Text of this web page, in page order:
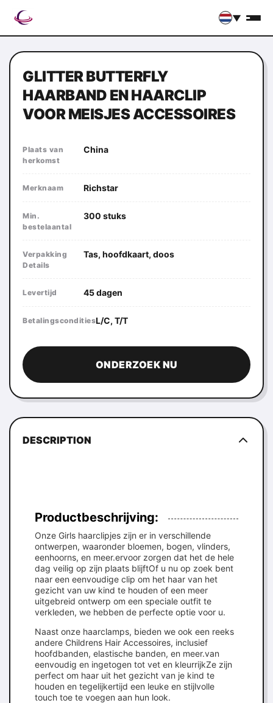
▼
GLITTER BUTTERFLY
HAARBAND EN HAARCLIP
VOOR MEISJES ACCESSOIRES
Plaats van
herkomst
China
Merknaam Richstar
Min.
bestelaantal
300 stuks
Verpakking
Details
Tas, hoofdkaart, doos
Levertijd 45 dagen
BetalingsconditiesL/C, T/T
ONDERZOEK NU
DESCRIPTION
Productbeschrijving:
Onze Girls haarclipjes zijn er in verschillende
ontwerpen, waaronder bloemen, bogen, vlinders,
eenhoorns, en meer.ervoor zorgen dat het de hele
dag veilig op zijn plaats blijftOf u nu op zoek bent
naar een eenvoudige clip om het haar van het
gezicht van uw kind te houden of een meer
uitgebreid ontwerp om een speciale outfit te
verkleden, we hebben de perfecte optie voor u.
Naast onze haarclamps, bieden we ook een reeks
andere Childrens Hair Accessoires, inclusief
hoofdbanden, elastische banden, en meer.van
eenvoudig en ingetogen tot vet en kleurrijkZe zijn
perfect om haar uit het gezicht van je kind te
houden en tegelijkertijd een leuke en stijlvolle
touch toe te voegen aan hun look.